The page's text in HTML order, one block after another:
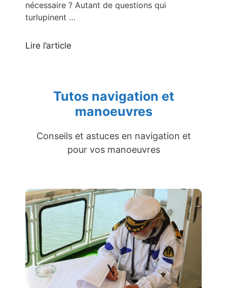
nécessaire ? Autant de questions qui
turlupinent …
Lire l’article
Tutos navigation et
manoeuvres
Conseils et astuces en navigation et
pour vos manoeuvres